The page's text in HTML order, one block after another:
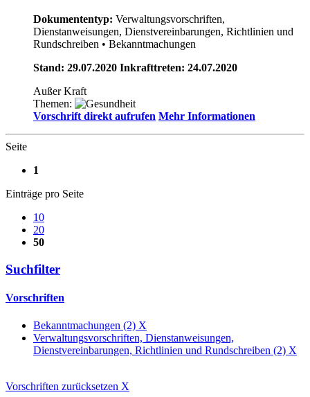
Dokumententyp: Verwaltungsvorschriften,
Dienstanweisungen, Dienstvereinbarungen, Richtlinien und
Rundschreiben • Bekanntmachungen
Stand: 29.07.2020 Inkrafttreten: 24.07.2020
Außer Kraft
Themen:
Vorschrift direkt aufrufen Mehr Informationen
Seite
1
Einträge pro Seite
10
20
50
Suchfilter
Vorschriften
Bekanntmachungen (2) X
Verwaltungsvorschriften, Dienstanweisungen,
Dienstvereinbarungen, Richtlinien und Rundschreiben (2) X
Vorschriften zurücksetzen X